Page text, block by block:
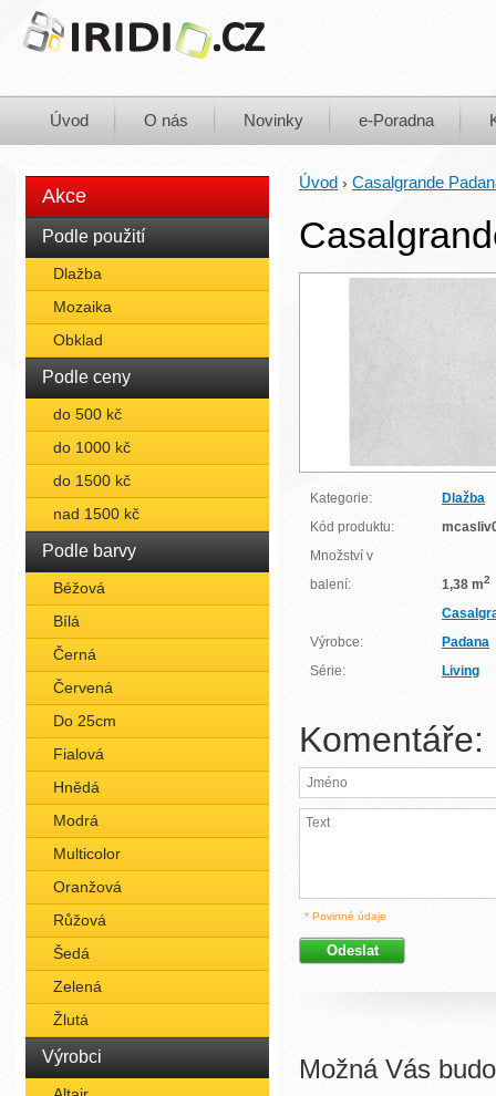
Úvod O nás Novinky e-Poradna
Akce
Podle použití
Dlažba
Mozaika
Obklad
Podle ceny
do 500 kč
do 1000 kč
do 1500 kč
nad 1500 kč
Podle barvy
Béžová
Bílá
Černá
Červená
Do 25cm
Fialová
Hnědá
Modrá
Multicolor
Oranžová
Růžová
Šedá
Zelená
Žlutá
Výrobci
Úvod › Casalgrande
Kategorie:
Dlažba
Kód produktu:
Množství v
balení:
1,38 m2
Výrobce:
Padana
Série:
Living
Komentáře:
* Povinné údaje
Možná Vás